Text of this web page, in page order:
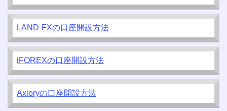
LAND-FXの口座開設方法
iFOREXの口座開設方法
Axioryの口座開設方法